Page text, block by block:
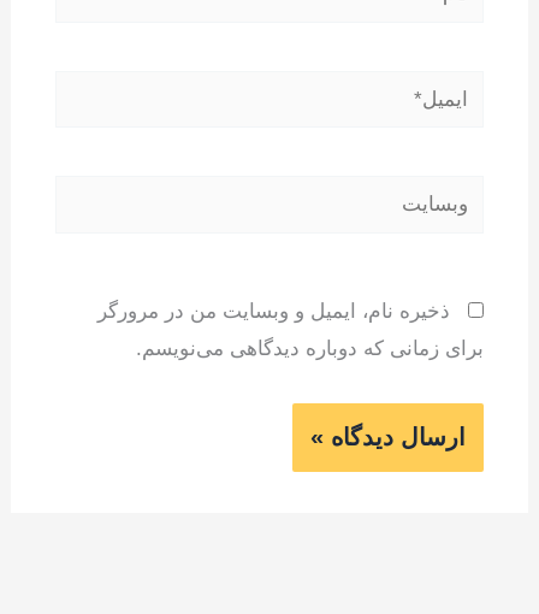
ایمیل*
وبسایت
ذخیره نام، ایمیل و وبسایت من در مرورگر
برای زمانی که دوباره دیدگاهی می‌نویسم.